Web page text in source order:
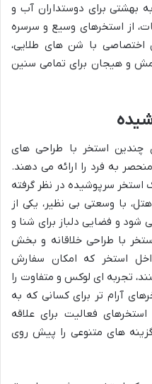
بهشتی برای دوستداران آب و
از استخرهای وسیع و سرسره
اختصاصی با شن های طلایی،
و هیجان برای تمامی سنین
چندین استخر با طراحی های
به فرد را ارائه می دهند.
استخر سرپوشیده در نظر گرفته
با وسعتی بی نظیر، یکی از
شود و فضایی دلباز برای شنا و
با طراحی خلاقانه و بخش
استخر که امکان سفارش
تجربه ای لوکس و متفاوت را
آرام تر برای کسانی که به
فعالیت برای علاقه
های متنوعی را پیش روی